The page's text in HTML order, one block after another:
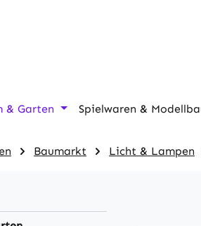
& Garten Spielwaren &
Baumarkt Licht & Lampen